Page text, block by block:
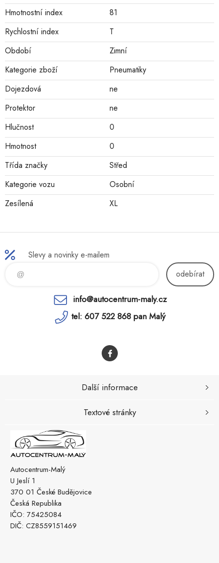
Hmotnostní index
81
Rychlostní index
T
Období
Zimní
Kategorie zboží
Pneumatiky
Dojezdová
ne
Protektor
ne
Hlučnost
0
Hmotnost
0
Třída značky
Střed
Kategorie vozu
Osobní
Zesílená
XL
Slevy a novinky e-mailem
odebírat
info@autocentrum-maly.cz
tel: 607 522 868 pan Malý
Autocentrum-Malý
U Jeslí 1
370 01 České Budějovice
Česká Republika
IČO: 75425084
DIČ: CZ8559151469
Další informace
Textové stránky